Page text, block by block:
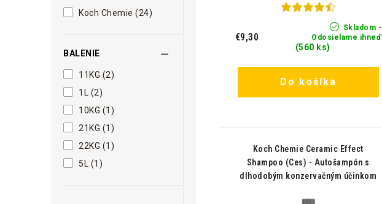
Koch Chemie (24)
BALENIE
11KG (2)
1L (2)
10KG (1)
21KG (1)
22KG (1)
5L (1)
Skladom -
Odosielame ihneď
(560 ks)
€9,30
Do košíka
Koch Chemie Ceramic Effect
Shampoo (Ces) - Autošampón s
dlhodobým konzervačným účinkom